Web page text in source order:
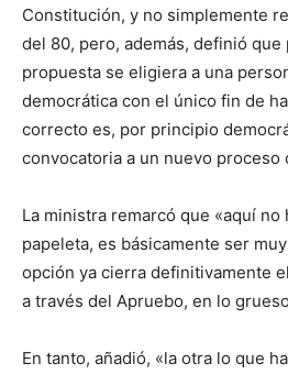
Constitución, y no simplemente
del 80, pero, además, definió
propuesta se eligiera a una
democrática con el único fin de
correcto es, por principio
convocatoria a un nuevo
La ministra remarcó que «aquí no
papeleta, es básicamente ser
opción ya cierra definitivamente
a través del Apruebo, en lo
En tanto, añadió, «la otra lo que